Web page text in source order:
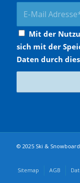
Mit der
sich mit der
Daten durch
© 2025 Ski &
Sitemap AGB